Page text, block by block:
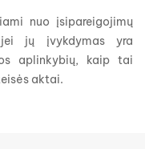
nuo įsipareigojimų
jų įvykdymas yra
aplinkybių, kaip tai
aktai.